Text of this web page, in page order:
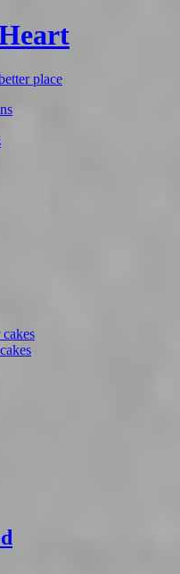
place